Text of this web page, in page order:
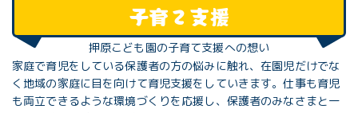
子育て支援
押原こども園の子育て支援への想い
家庭で育児をしている保護者の方の悩みに触れ、在園児だけでな
く地域の家庭に目を向けて育児支援をしていきます。仕事も育児
も両立できるような環境づくりを応援し、保護者のみなさまと一